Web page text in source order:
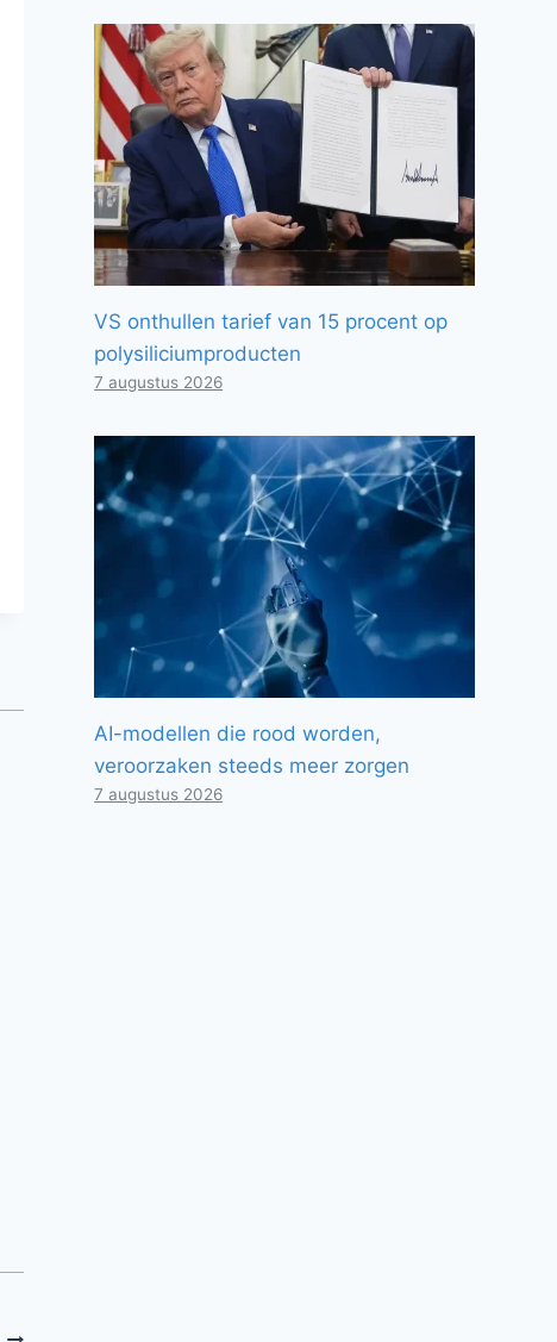
VS onthullen tarief van 15 procent op
polysiliciumproducten
7 augustus 2026
AI-modellen die rood worden,
veroorzaken steeds meer zorgen
7 augustus 2026